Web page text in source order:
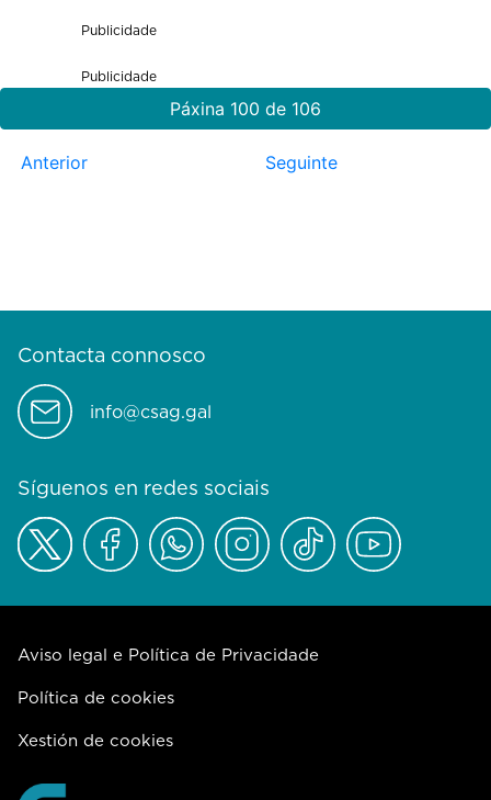
Publicidade
Publicidade
Páxina 100 de 106
Anterior Seguinte
Contacta connosco
info@csag.gal
Síguenos en redes sociais
Aviso legal e Política de Privacidade
Política de cookies
Xestión de cookies